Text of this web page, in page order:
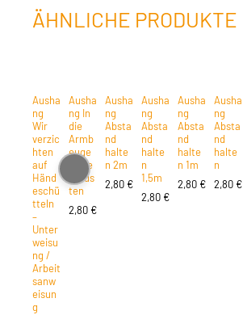
ÄHNLICHE PRODUKTE
Ausha
ng
Wir
verzic
hten
auf
Händ
eschü
tteln
–
Unter
weisu
ng /
Arbeit
sanw
eisun
g
Ausha
ng In
die
Armb
euge
niese
n/hus
ten
2,80 €
Ausha
ng
Absta
nd
halte
n 2m
2,80 €
Ausha
ng
Absta
nd
halte
n
1,5m
2,80 €
Ausha
ng
Absta
nd
halte
n 1m
2,80 €
Ausha
ng
Absta
nd
halte
n
2,80 €